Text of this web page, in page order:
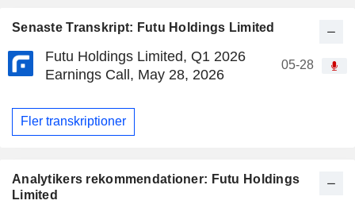
Senaste Transkript: Futu Holdings Limited
Futu Holdings Limited, Q1 2026
Earnings Call, May 28, 2026
05-28
Fler transkriptioner
Analytikers rekommendationer: Futu Holdings
Limited